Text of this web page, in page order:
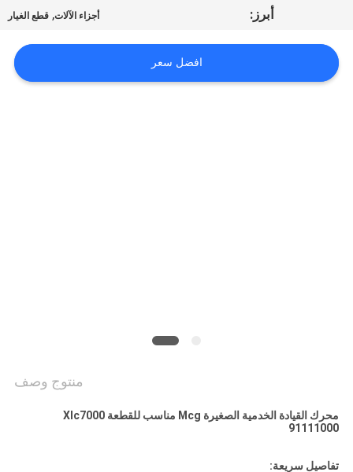
اطلب
اقتباس
أبرز: أجزاء الآلات, قطع الغيار
افضل سعر
منتوج وصف
محرك القيادة الخدمية الصغيرة Mcg مناسب للقطعة Xlc7000
91111000
تفاصيل سريعة: